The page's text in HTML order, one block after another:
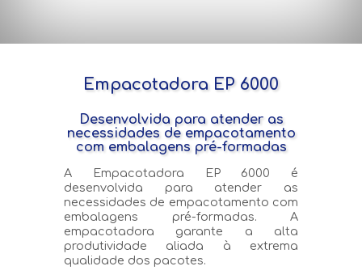
Empacotadora EP 6000
Desenvolvida para atender as
necessidades de empacotamento
com embalagens pré-formadas
A Empacotadora EP 6000 é
desenvolvida para atender as
necessidades de empacotamento com
embalagens pré-formadas. A
empacotadora garante a alta
produtividade aliada à extrema
qualidade dos pacotes.